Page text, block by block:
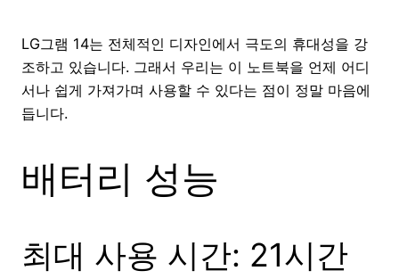
LG그램 14는 전체적인 디자인에서 극도의 휴대성을 강
조하고 있습니다. 그래서 우리는 이 노트북을 언제 어디
서나 쉽게 가져가며 사용할 수 있다는 점이 정말 마음에
듭니다.
배터리 성능
최대 사용 시간: 21시간